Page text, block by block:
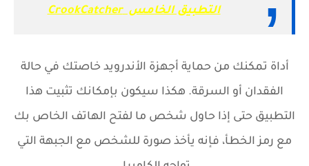
التطبيق الخامس CrookCatcher
أداة تمكنك من حماية أجهزة الأندرويد خاصتك في حالة
الفقدان أو السرقة. هكذا سيكون بإمكانك تثبيت هذا
التطبيق حتى إذا حاول شخص ما لفتح الهاتف الخاص بك
مع رمز الخطأ، فإنه يأخذ صورة للشخص مع الجبهة التي